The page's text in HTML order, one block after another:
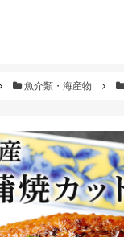
魚介類・海産物